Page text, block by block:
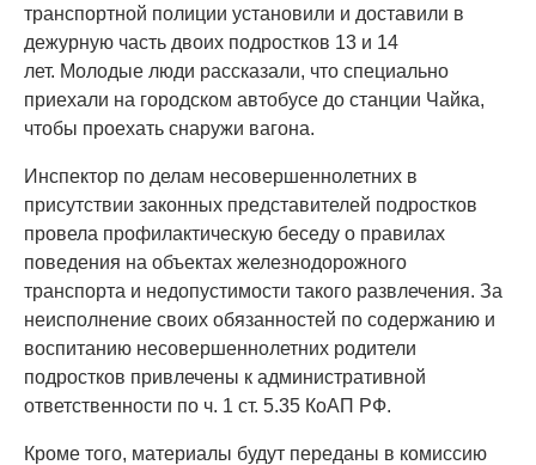
транспортной полиции установили и доставили в
дежурную часть двоих подростков 13 и 14
лет. Молодые люди рассказали, что специально
приехали на городском автобусе до станции Чайка,
чтобы проехать снаружи вагона.
Инспектор по делам несовершеннолетних в
присутствии законных представителей подростков
провела профилактическую беседу о правилах
поведения на объектах железнодорожного
транспорта и недопустимости такого развлечения. За
неисполнение своих обязанностей по содержанию и
воспитанию несовершеннолетних родители
подростков привлечены к административной
ответственности по ч. 1 ст. 5.35 КоАП РФ.
Кроме того, материалы будут переданы в комиссию